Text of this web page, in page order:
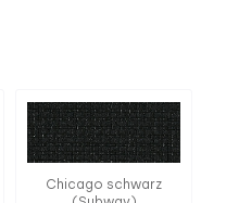
Chicago schwarz